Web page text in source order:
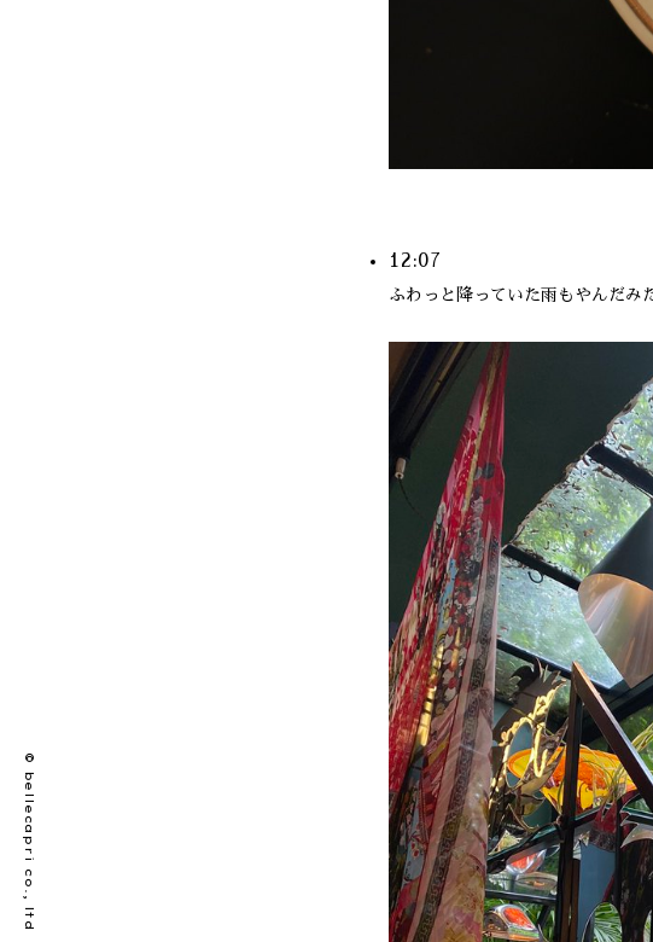
12:07
ふわっと降っていた雨もやんだみ
© bellecapri co., ltd